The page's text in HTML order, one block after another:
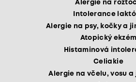
Alergie na
Intolerance
Alergie na psy, kočky a
Atopický ekzém
Histaminová
Celiakie
Alergie na včelu, vosu a